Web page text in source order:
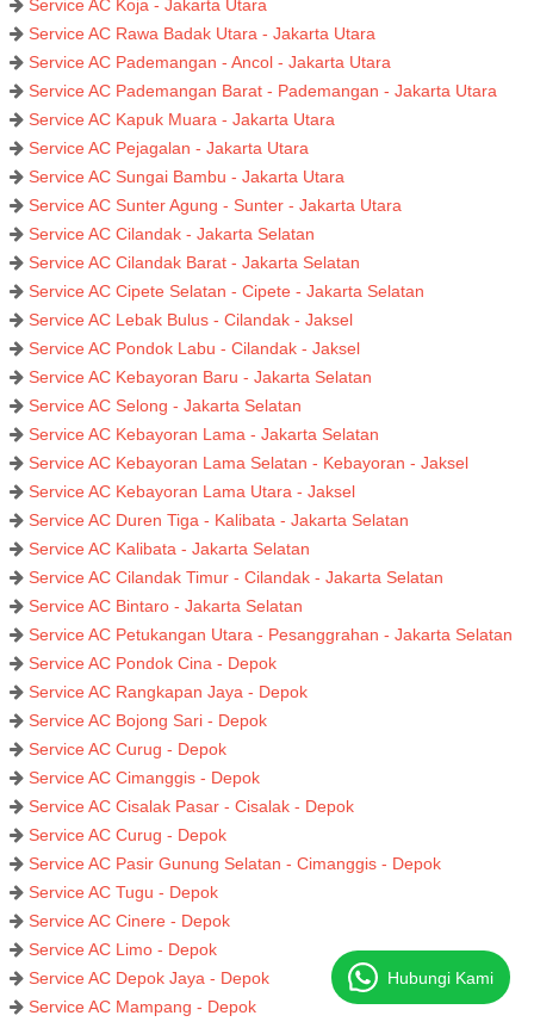
Service AC Koja - Jakarta Utara
Service AC Rawa Badak Utara - Jakarta Utara
Service AC Pademangan - Ancol - Jakarta Utara
Service AC Pademangan Barat - Pademangan - Jakarta Utara
Service AC Kapuk Muara - Jakarta Utara
Service AC Pejagalan - Jakarta Utara
Service AC Sungai Bambu - Jakarta Utara
Service AC Sunter Agung - Sunter - Jakarta Utara
Service AC Cilandak - Jakarta Selatan
Service AC Cilandak Barat - Jakarta Selatan
Service AC Cipete Selatan - Cipete - Jakarta Selatan
Service AC Lebak Bulus - Cilandak - Jaksel
Service AC Pondok Labu - Cilandak - Jaksel
Service AC Kebayoran Baru - Jakarta Selatan
Service AC Selong - Jakarta Selatan
Service AC Kebayoran Lama - Jakarta Selatan
Service AC Kebayoran Lama Selatan - Kebayoran - Jaksel
Service AC Kebayoran Lama Utara - Jaksel
Service AC Duren Tiga - Kalibata - Jakarta Selatan
Service AC Kalibata - Jakarta Selatan
Service AC Cilandak Timur - Cilandak - Jakarta Selatan
Service AC Bintaro - Jakarta Selatan
Service AC Petukangan Utara - Pesanggrahan - Jakarta Selatan
Service AC Pondok Cina - Depok
Service AC Rangkapan Jaya - Depok
Service AC Bojong Sari - Depok
Service AC Curug - Depok
Service AC Cimanggis - Depok
Service AC Cisalak Pasar - Cisalak - Depok
Service AC Curug - Depok
Service AC Pasir Gunung Selatan - Cimanggis - Depok
Service AC Tugu - Depok
Service AC Cinere - Depok
Service AC Limo - Depok
Service AC Depok Jaya - Depok
Service AC Mampang - Depok
Hubungi Kami